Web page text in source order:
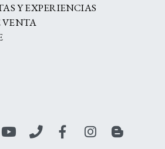
Y EXPERIENCIAS
VENTA